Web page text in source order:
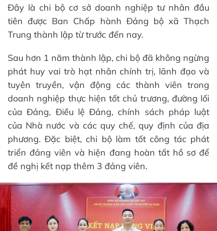
Đây là chi bộ cơ sở doanh nghiệp tư nhân đầu
tiên được Ban Chấp hành Đảng bộ xã Thạch
Trung thành lập từ trước đến nay.
Sau hơn 1 năm thành lập, chi bộ đã không ngừng
phát huy vai trò hạt nhân chính trị, lãnh đạo và
tuyên truyền, vận động các thành viên trong
doanh nghiệp thực hiện tốt chủ trương, đường lối
của Đảng, Điều lệ Đảng, chính sách pháp luật
của Nhà nước và các quy chế, quy định của địa
phương. Đặc biệt, chi bộ làm tốt công tác phát
triển đảng viên và hiện đang hoàn tất hồ sơ để
đề nghị kết nạp thêm 3 đảng viên.